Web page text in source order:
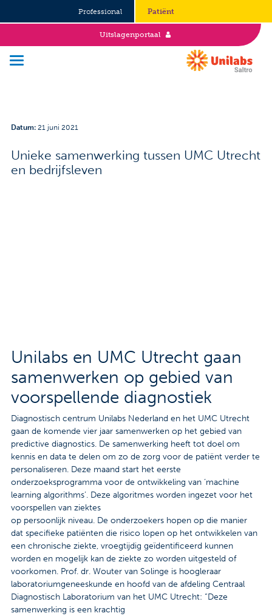
Professional Patiënt
Uitslagenportaal
Duurzaamheid en Good Governance
Tarieven
Praktische informatie
Onderzoeken
Trombosedienst
Datum: 21 juni 2021
Unieke samenwerking tussen UMC Utrecht
en bedrijfsleven
Unilabs en UMC Utrecht gaan
samenwerken op gebied van
voorspellende diagnostiek
Diagnostisch centrum Unilabs Nederland en het UMC Utrecht
gaan de komende vier jaar samenwerken op het gebied van
predictive diagnostics. De samenwerking heeft tot doel om
kennis en data te delen om zo de zorg voor de patiënt verder te
personaliseren. Deze maand start het eerste
onderzoeksprogramma voor de ontwikkeling van ‘machine
learning algorithms’. Deze algoritmes worden ingezet voor het
voorspellen van ziektes
op persoonlijk niveau. De onderzoekers hopen op die manier
dat specifieke patiënten die risico lopen op het ontwikkelen van
een chronische ziekte, vroegtijdig geïdentificeerd kunnen
worden en mogelijk kan de ziekte zo worden uitgesteld of
voorkomen. Prof. dr. Wouter van Solinge is hoogleraar
laboratoriumgeneeskunde en hoofd van de afdeling Centraal
Diagnostisch Laboratorium van het UMC Utrecht: “Deze
samenwerking is een krachtig